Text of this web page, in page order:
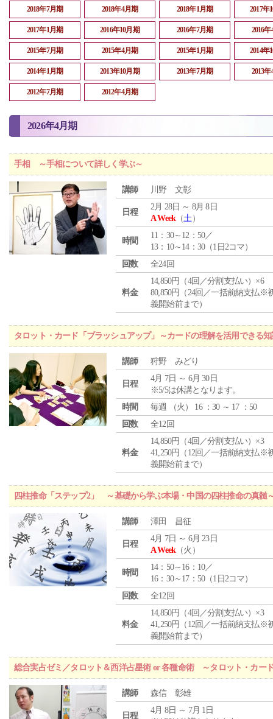
2018年7月期 2018年4月期 2018年1月期 2017年
2017年1月期 2016年10月期 2016年7月期 2016
2015年7月期 2015年4月期 2015年1月期 2014年
2014年1月期 2013年10月期 2013年7月期 2013
2012年7月期 2012年4月期
2026年4月期
手相 ～手相について詳しく学ぶ～
講師 川野 文彰
日程
2月 28日 ～ 8月 8日
A Week（土）
時間
11：30～12：50／
13：10～14：30（1日2コマ）
回数
全24回
料金
14,850円（4回／分割支払い）×6
80,850円（24回／一括前納支払※
義開始前まで）
タロット・カード「ブラッシュアップ」～カードの理解を活用できる
講師 狩野 みどり
日程
4月 7日 ～ 6月 30日
※5/5は休講となります。
時間
毎週 （火 ） 16 ：30 ～ 17 ：50
回数
全12回
料金
14,850円（4回／分割支払い）×3
41,250円（12回／一括前納支払※
義開始前まで）
四柱推命「ステップ2」 ～基礎から学ぶ本場・中国の四柱推命の真髄
講師 澤田 昌征
日程
4月 7日 ～ 6月 23日
A Week（火）
時間
14：50～16：10／
16：30～17：50（1日2コマ）
回数
全12回
料金
14,850円（4回／分割支払い）×3
41,250円（12回／一括前納支払※
義開始前まで）
総合実占ゼミ／タロット＆西洋占星術 or 各種命術 ～タロット・カー
講師 森信 彰雄
日程
4月 8日 ～ 7月 1日